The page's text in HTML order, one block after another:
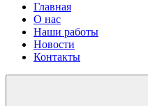
Главная
О нас
Наши работы
Новости
Контакты